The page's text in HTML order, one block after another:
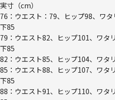
実寸（cm）
76：ウエスト：79、ヒップ98、ワ
下85
79：ウエスト82、ヒップ101、ワタ
下85
82：ウエスト85、ヒップ104、ワタ
85：ウエスト88、ヒップ107、ワタ
下85
88：ウエスト91、ヒップ110、ワタ